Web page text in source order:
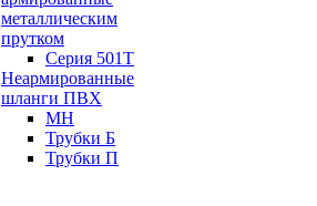
металлическим
прутком
Серия 501T
Неармированные
шланги ПВХ
МН
Трубки Б
Трубки П